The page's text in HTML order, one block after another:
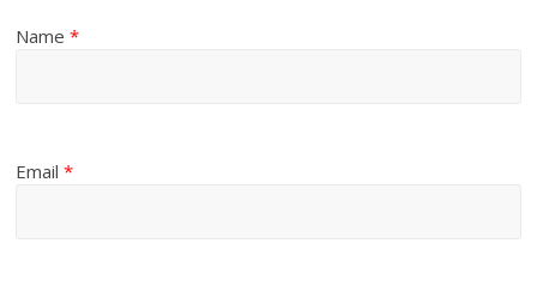
Name*
Email*